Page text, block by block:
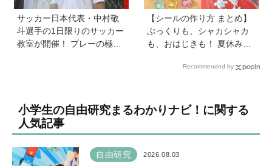
サッカー日本代表・中村敬
斗選手の1日限りのサッカー
教室が開催！ プレーの極意
【シールの作り方 まとめ】
ぷっくりも、シャカシャカ
も、おはじきも！ 夏休みの
Recommended by
小学生の自由研究まるわかりナビ！に関する
人気記事
自由研究 2026.08.03